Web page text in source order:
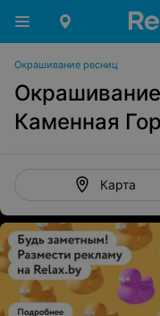
Окрашивание ресниц
Каменная
Карта